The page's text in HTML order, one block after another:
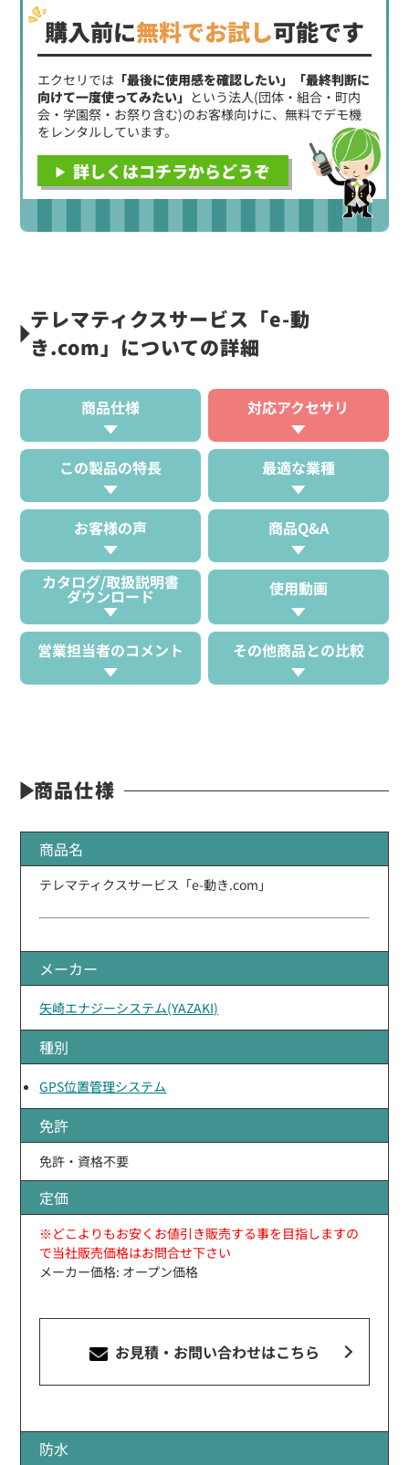
購入前に無料でお試し可能です
エクセリでは 「最後に使用感を確認したい」「最終判断に
向けて一度使ってみたい」 という法人(団体・組合・町内
会・学園祭・お祭り含む)のお客様向けに、無料でデモ機
をレンタルしています。
詳しくはコチラからどうぞ
テレマティクスサービス「e-動
き.com」についての詳細
商品仕様 対応アクセサリ
この製品の特長 最適な業種
お客様の声 商品Q&A
カタログ/取扱説明書
ダウンロード 使用動画
営業担当者のコメント その他商品との比較
商品仕様
商品名
テレマティクスサービス「e-動き.com」
メーカー
矢崎エナジーシステム(YAZAKI)
種別
GPS位置管理システム
免許
免許・資格不要
定価
※どこよりもお安くお値引き販売する事を目指しますの
で当社販売価格はお問合せ下さい
メーカー価格: オープン価格
お見積・お問い合わせはこちら
防水